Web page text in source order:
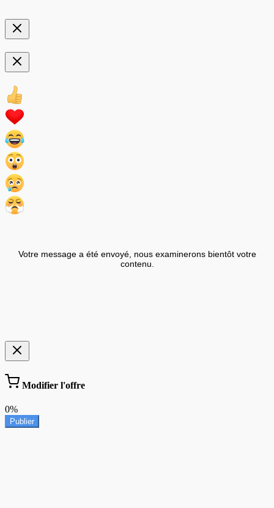
Votre message a été envoyé, nous examinerons bientôt votre
contenu.
Modifier l'offre
0%
Publier